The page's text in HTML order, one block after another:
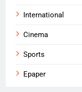
International
Cinema
Sports
Epaper